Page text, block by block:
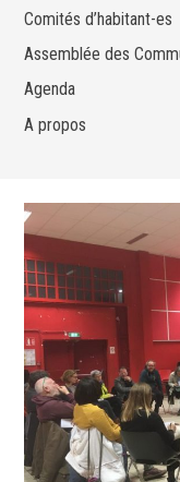
Comités d’habitant-es
Assemblée des
Agenda
A propos